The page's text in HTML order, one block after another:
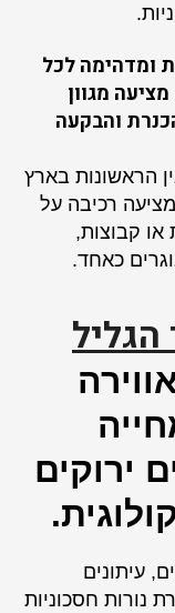
ומדהימה לכל
מגוון
והבקעה
הראשונות בארץ
רכיבה על
או קבוצות,
כאחד.
הגליל
ירוקים
עיתונים
נורות חסכוניות